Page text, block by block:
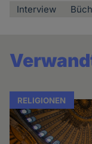
Interview
RELIGIONEN